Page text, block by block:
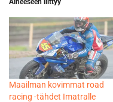
Aiheeseen liittyy
Maailman kovimmat road
racing -tähdet Imatralle